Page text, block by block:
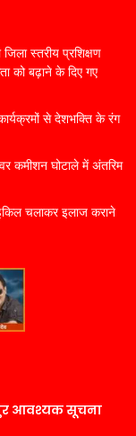
स्तरीय प्रशिक्षण
को बढ़ाने के दिए गए
से देशभक्ति के रंग
कमीशन घोटाले में अंतरिम
चलाकर इलाज कराने
आवश्यक सूचना